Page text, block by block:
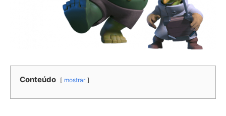
Conteúdo mostrar